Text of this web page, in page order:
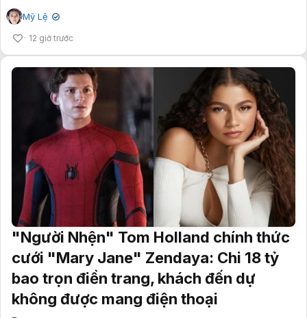
Mỹ Lệ ✔
12 giờ trước
"Người Nhện" Tom Holland chính thức
cưới "Mary Jane" Zendaya: Chi 18 tỷ
bao trọn điền trang, khách đến dự
không được mang điện thoại